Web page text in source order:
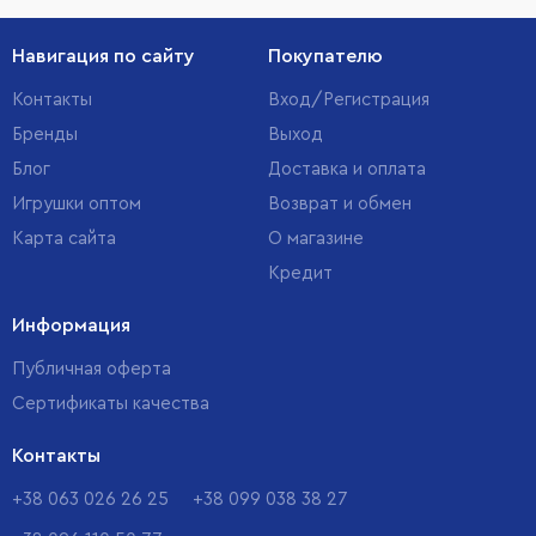
Навигация по сайту
Контакты
Бренды
Блог
Игрушки оптом
Карта сайта
Покупателю
Вход/Регистрация
Выход
Доставка и оплата
Возврат и обмен
О магазине
Кредит
Информация
Публичная оферта
Сертификаты качества
Контакты
+38 063 026 26 25 +38 099 038 38 27